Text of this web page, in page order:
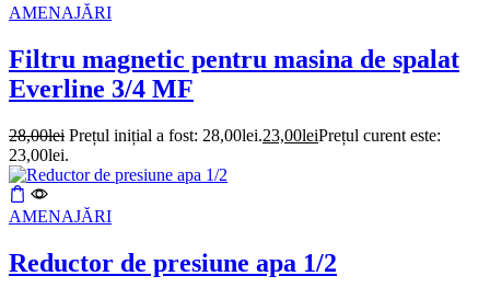
AMENAJĂRI
Filtru magnetic pentru masina de spalat
Everline 3/4 MF
28,00lei Prețul inițial a fost: 28,00lei.23,00leiPrețul curent este:
23,00lei.
AMENAJĂRI
Reductor de presiune apa 1/2